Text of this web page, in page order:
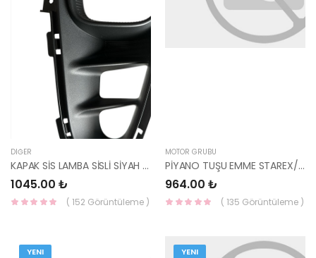
DIĞER
KAPAK SİS LAMBA SİSLİ SİYAH SOL PİCANTO 17- 86523-G6010-HMC
1045.00 ₺
( 152 Görüntüleme )
MOTOR GRUBU
PİYANO TUŞU EMME STAREX/H1 08-/SORENTO CRDİ 24170-4A010-İNA
964.00 ₺
( 135 Görüntüleme )
YENI YENI